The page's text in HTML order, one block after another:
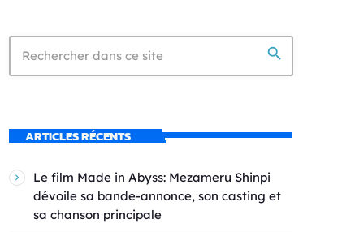
search
ARTICLES RÉCENTS
Le film Made in Abyss: Mezameru Shinpi
dévoile sa bande-annonce, son casting et
sa chanson principale